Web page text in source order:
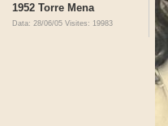
1952 Torre Mena
Data: 28/06/05 Visites: 19983